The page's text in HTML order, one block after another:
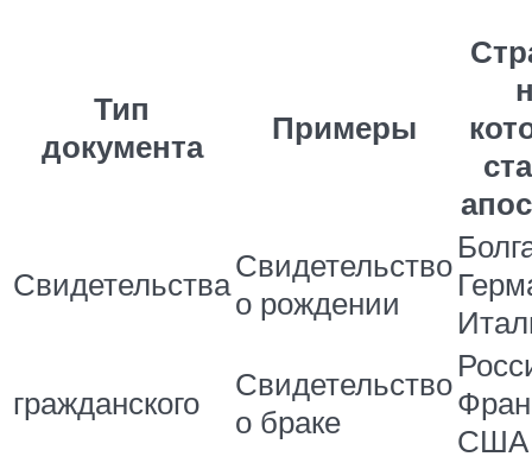
Тип
документа
Примеры
СвидетельстваСвидетельство
о рождении
гражданского
Свидетельство
о браке
США